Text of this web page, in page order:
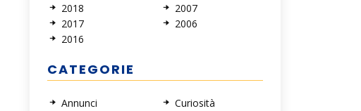
2018
2017
2016
2007
2006
CATEGORIE
Annunci
Curiosità